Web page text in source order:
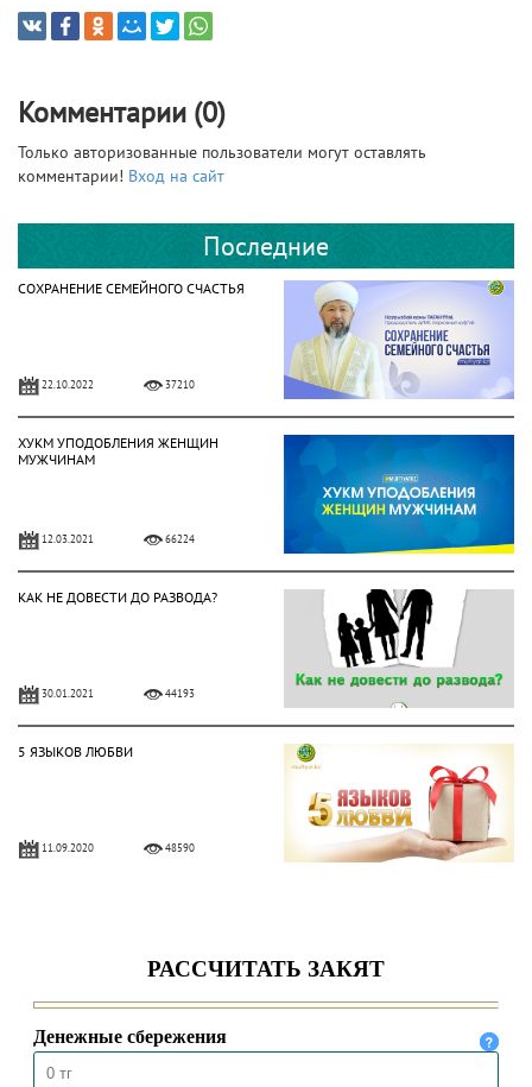
Комментарии (0)
Только авторизованные пользователи могут оставлять
комментарии! Вход на сайт
Последние
СОХРАНЕНИЕ СЕМЕЙНОГО СЧАСТЬЯ
22.10.2022 37210
ХУКМ УПОДОБЛЕНИЯ ЖЕНЩИН
МУЖЧИНАМ
12.03.2021 66224
КАК НЕ ДОВЕСТИ ДО РАЗВОДА?
30.01.2021 44193
5 ЯЗЫКОВ ЛЮБВИ
11.09.2020 48590
09.04.2020 19715
Токал – это прихоть или
ответственность?